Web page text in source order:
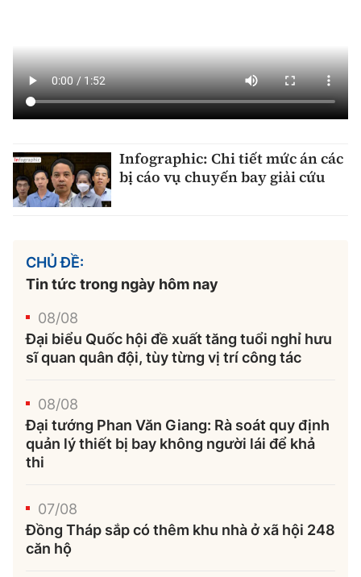
Infographic: Chi tiết mức án các
bị cáo vụ chuyến bay giải cứu
CHỦ ĐỀ:
Tin tức trong ngày hôm nay
08/08
Đại biểu Quốc hội đề xuất tăng tuổi nghỉ hưu
sĩ quan quân đội, tùy từng vị trí công tác
08/08
Đại tướng Phan Văn Giang: Rà soát quy định
quản lý thiết bị bay không người lái để khả
thi
07/08
Đồng Tháp sắp có thêm khu nhà ở xã hội 248
căn hộ